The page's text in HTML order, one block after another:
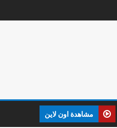
مشاهدة اون لاين